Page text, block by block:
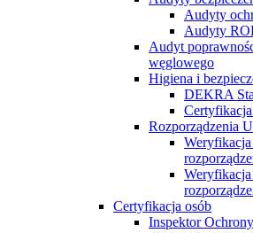
Audyty
Audyty
Audyt
węglowego
Higiena i
DEKRA
Rozporządzenia
Certyfikacja osób
Inspektor